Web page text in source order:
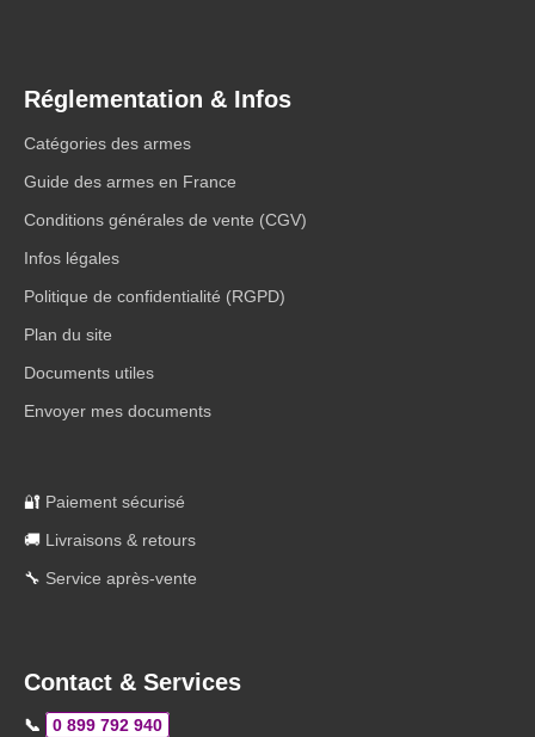
Réglementation & Infos
Catégories des armes
Guide des armes en France
Conditions générales de vente (CGV)
Infos légales
Politique de confidentialité (RGPD)
Plan du site
Documents utiles
Envoyer mes documents
🔐 Paiement sécurisé
🚚 Livraisons & retours
🔧 Service après-vente
Contact & Services
📞
0 899 792 940